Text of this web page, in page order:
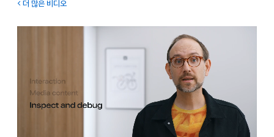
더 많은 비디오